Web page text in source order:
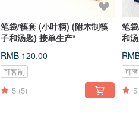
笔袋/筷套 (小叶柄) (附木制筷
子和汤匙) 接单生产*
RMB 120.00
可客制
5 (5)
笔
和
可
5